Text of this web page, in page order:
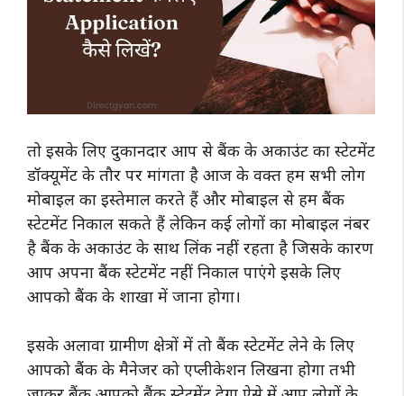
तो इसके लिए दुकानदार आप से बैंक के अकाउंट का स्टेटमेंट
डॉक्यूमेंट के तौर पर मांगता है आज के वक्त हम सभी लोग
मोबाइल का इस्तेमाल करते हैं और मोबाइल से हम बैंक
स्टेटमेंट निकाल सकते हैं लेकिन कई लोगों का मोबाइल नंबर
है बैंक के अकाउंट के साथ लिंक नहीं रहता है जिसके कारण
आप अपना बैंक स्टेटमेंट नहीं निकाल पाएंगे इसके लिए
आपको बैंक के शाखा में जाना होगा।
इसके अलावा ग्रामीण क्षेत्रों में तो बैंक स्टेटमेंट लेने के लिए
आपको बैंक के मैनेजर को एप्लीकेशन लिखना होगा तभी